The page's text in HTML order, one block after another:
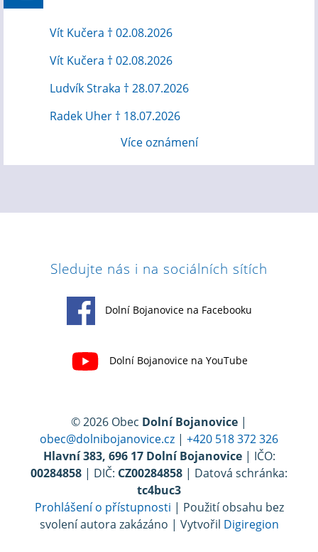
Vít Kučera † 02.08.2026
Vít Kučera † 02.08.2026
Ludvík Straka † 28.07.2026
Radek Uher † 18.07.2026
Více oznámení
Sledujte nás i na sociálních sítích
Dolní Bojanovice na Facebooku
Dolní Bojanovice na YouTube
© 2026 Obec Dolní Bojanovice |
obec@dolnibojanovice.cz | +420 518 372 326
Hlavní 383, 696 17 Dolní Bojanovice| IČO:
00284858 | DIČ: CZ00284858 | Datová schránka:
tc4buc3
Prohlášení o přístupnosti | Použití obsahu bez
svolení autora zakázáno | Vytvořil Digiregion